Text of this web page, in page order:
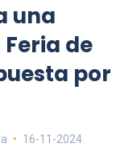
una
de
por
16-11-2024